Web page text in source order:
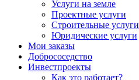
Услуги на земле
Проектные услуги
Строительные услуги
Юридические услуги
Мои заказы
Добрососедство
Инвестпроекты
Как это работает?